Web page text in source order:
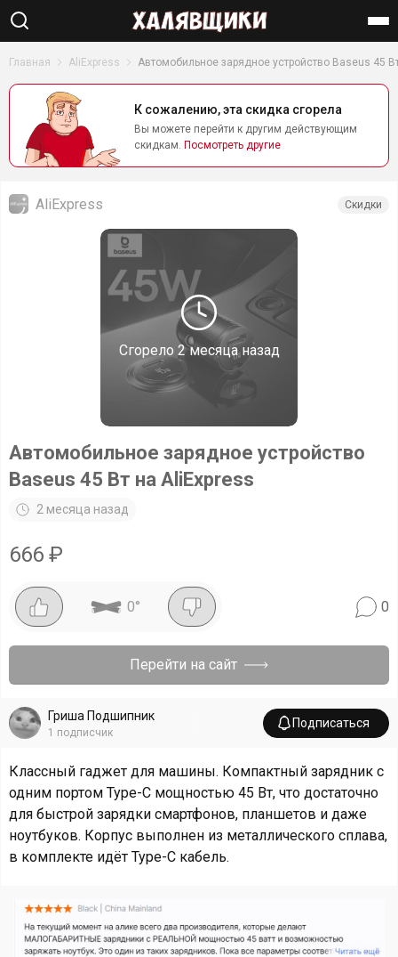
Найти
Главная AliExpress Автомобильное зарядное устройство Baseus 45
К сожалению, эта скидка сгорела
Вы можете перейти к другим действующим
скидкам. Посмотреть другие
Сгорело 2 месяца назад
AliExpress Скидки
Автомобильное зарядное устройство
Baseus 45 Вт на AliExpress
2 месяца назад
666 ₽
0° 0
Перейти на сайт
Гриша Подшипник
1 подписчик
Подписаться
Классный гаджет для машины. Компактный зарядник с
одним портом Type-C мощностью 45 Вт, что достаточно
для быстрой зарядки смартфонов, планшетов и даже
ноутбуков. Корпус выполнен из металлического сплава,
в комплекте идёт Type-C кабель.